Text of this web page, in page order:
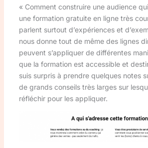
« Comment construire une audience
une formation gratuite en ligne très
parlent surtout d’expériences et
nous donne tout de même des lignes
peuvent s’appliquer de différentes
que la formation est accessible et
suis surpris à prendre quelques notes
de grands conseils très larges sur
réfléchir pour les appliquer.